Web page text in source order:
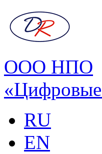
ООО НПО
«Цифровые
RU
EN